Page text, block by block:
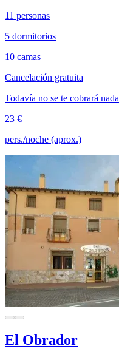
11 personas
5 dormitorios
10 camas
Cancelación gratuita
Todavía no se te cobrará
23 €
pers./noche (aprox.)
El Obrador